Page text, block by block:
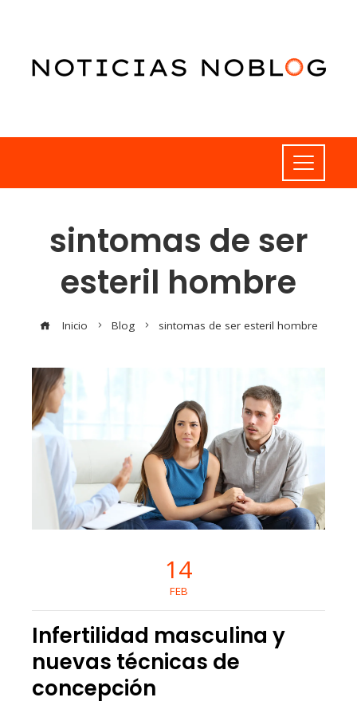
sintomas de ser
esteril hombre
Inicio Blog sintomas de ser esteril hombre
14
FEB
Infertilidad masculina y
nuevas técnicas de
concepción